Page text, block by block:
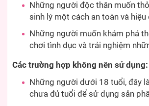
Những người độc thân muốn
sinh lý một cách an toàn và hiệu
Những người muốn khám phá
chơi tình dục và trải nghiệm
Các trường hợp không nên sử dụng:
Những người dưới 18 tuổi, đây
chưa đủ tuổi để sử dụng sản